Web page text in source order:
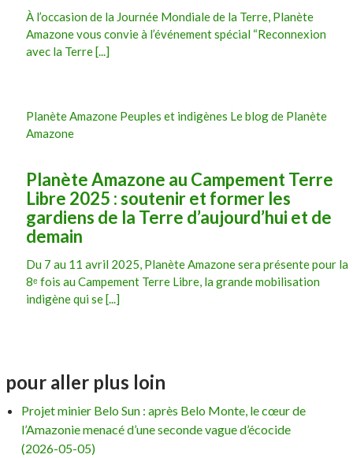
À l’occasion de la Journée Mondiale de la Terre, Planète
Amazone vous convie à l’événement spécial “Reconnexion
avec la Terre [...]
Planète Amazone Peuples et indigènes Le blog de Planète
Amazone
Planète Amazone au Campement Terre
Libre 2025 : soutenir et former les
gardiens de la Terre d’aujourd’hui et de
demain
Du 7 au 11 avril 2025, Planète Amazone sera présente pour la
8ᵉ fois au Campement Terre Libre, la grande mobilisation
indigène qui se [...]
pour aller plus loin
Projet minier Belo Sun : après Belo Monte, le cœur de
l’Amazonie menacé d’une seconde vague d’écocide
(2026-05-05)